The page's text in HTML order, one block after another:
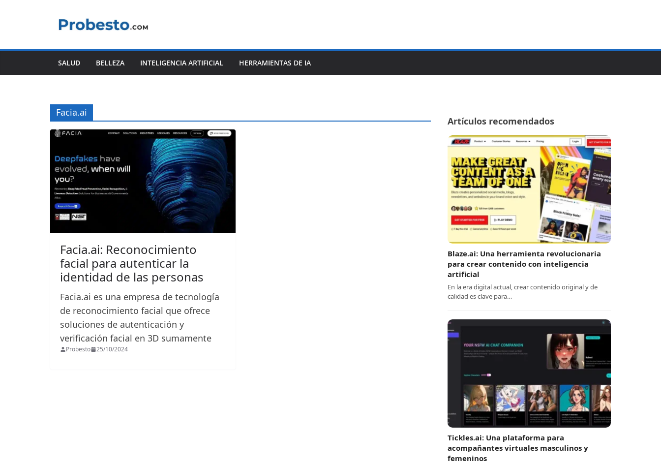
SALUD BELLEZA INTELIGENCIA ARTIFICIAL HERRAMIENTAS DE IA
Facia.ai
Facia.ai: Reconocimiento
facial para autenticar la
identidad de las personas
Facia.ai es una empresa de tecnología
de reconocimiento facial que ofrece
soluciones de autenticación y
verificación facial en 3D sumamente
Probesto 25/10/2024
Artículos recomendados
Blaze.ai: Una herramienta revolucionaria
para crear contenido con inteligencia
artificial
En la era digital actual, crear contenido original y de
calidad es clave para…
Tickles.ai: Una plataforma para
acompañantes virtuales masculinos y
femeninos